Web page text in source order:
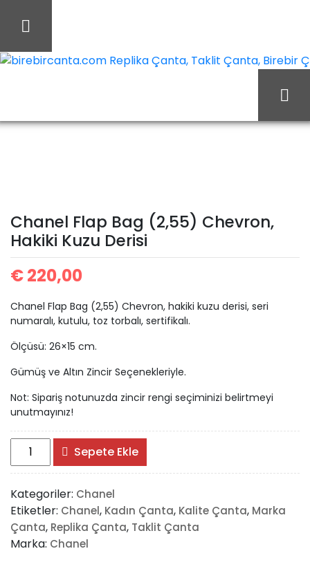
Chanel Flap
Hakiki Kuzu Derisi
Chanel Flap Bag (2,55) Chevron,
Hakiki Kuzu Derisi
€220,00
Chanel Flap Bag (2,55) Chevron, hakiki kuzu derisi, seri
numaralı, kutulu, toz torbalı, sertifikalı.
Ölçüsü: 26×15 cm.
Gümüş ve Altın Zincir Seçenekleriyle.
Not: Sipariş notunuzda zincir rengi seçiminizi belirtmeyi
unutmayınız!
Chanel
Flap
Bag
(2,55)
Chevron,
Hakiki
Kuzu
Sepete Ekle
Kategoriler: Chanel
Etiketler: Chanel, Kadın Çanta, Kalite Çanta, Marka
Çanta, Replika Çanta, Taklit Çanta
Marka: Chanel